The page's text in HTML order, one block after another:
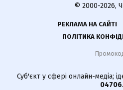
© 2000-2026,
РЕКЛАМА НА САЙТІ
ПОЛІТИКА
Суб'єкт у сфері онлайн-медіа;
04706.